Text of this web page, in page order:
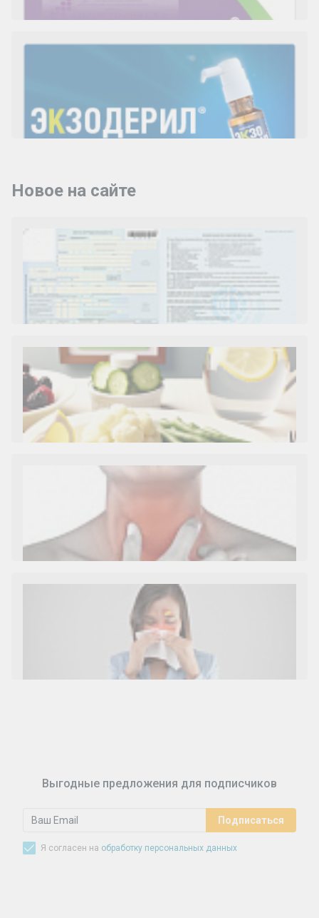
Новое на сайте
Как и сколько денег можно получить по
Диета 7 стол при заболеваниях почек (острый и
Ларингит: все о ларингите и его лечении. Как
спасти свой голос.
Выгодные предложения для подписчиков
Я согласен на обработку персональных данных